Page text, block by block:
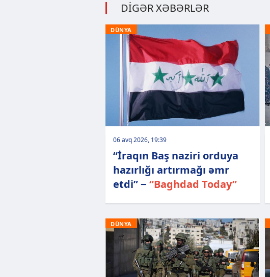
DİGƏR XƏBƏRLƏR
DÜNYA
06 avq 2026, 19:39
“İraqın Baş naziri orduya
hazırlığı artırmağı əmr
etdi” − “Baghdad Today”
DÜNYA